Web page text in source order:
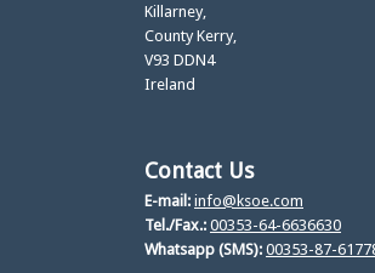
Killarney,
County Kerry,
V93 DDN4
Ireland
Contact Us
E-mail: info@ksoe.com
Tel./Fax.: 00353-64-6636630
Whatsapp (SMS): 00353-87-